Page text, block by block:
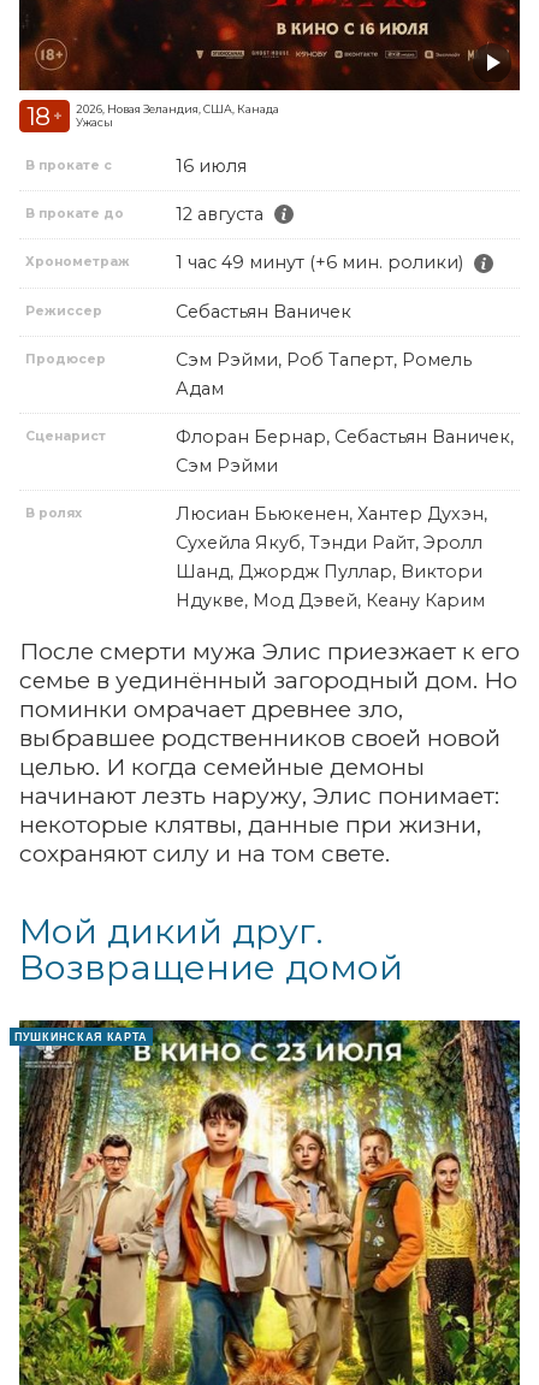
18 +
2026, Новая Зеландия, США, Канада
Ужасы
В прокате с 16 июля
В прокате до 12 августа
Хронометраж 1 час 49 минут (+6 мин. ролики)
Режиссер Себастьян Ваничек
Продюсер
Сэм Рэйми, Роб Таперт, Ромель
Адам
Сценарист
Флоран Бернар, Себастьян Ваничек,
Сэм Рэйми
В ролях
Люсиан Бьюкенен, Хантер Духэн,
Сухейла Якуб, Тэнди Райт, Эролл
Шанд, Джордж Пуллар, Виктори
Ндукве, Мод Дэвей, Кеану Карим
После смерти мужа Элис приезжает к его
семье в уединённый загородный дом. Но
поминки омрачает древнее зло,
выбравшее родственников своей новой
целью. И когда семейные демоны
начинают лезть наружу, Элис понимает:
некоторые клятвы, данные при жизни,
сохраняют силу и на том свете.
Мой дикий друг.
Возвращение домой
ПУШКИНСКАЯ КАРТА